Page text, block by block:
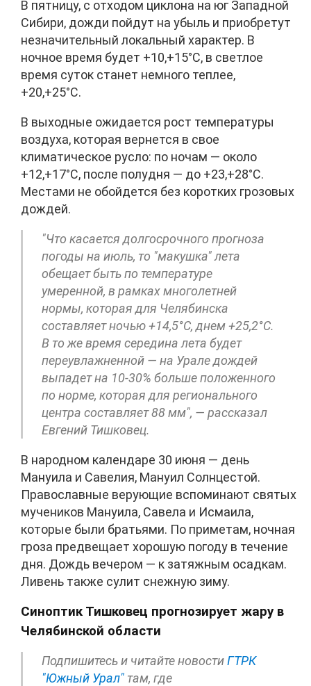
В пятницу, с отходом циклона на юг Западной
Сибири, дожди пойдут на убыль и приобретут
незначительный локальный характер. В
ночное время будет +10,+15°C, в светлое
время суток станет немного теплее,
+20,+25°C.
В выходные ожидается рост температуры
воздуха, которая вернется в свое
климатическое русло: по ночам — около
+12,+17°C, после полудня — до +23,+28°C.
Местами не обойдется без коротких грозовых
дождей.
"Что касается долгосрочного прогноза
погоды на июль, то "макушка" лета
обещает быть по температуре
умеренной, в рамках многолетней
нормы, которая для Челябинска
составляет ночью +14,5°C, днем +25,2°C.
В то же время середина лета будет
переувлажненной — на Урале дождей
выпадет на 10-30% больше положенного
по норме, которая для регионального
центра составляет 88 мм", — рассказал
Евгений Тишковец.
В народном календаре 30 июня — день
Мануила и Савелия, Мануил Солнцестой.
Православные верующие вспоминают святых
мучеников Мануила, Савела и Исмаила,
которые были братьями. По приметам, ночная
гроза предвещает хорошую погоду в течение
дня. Дождь вечером — к затяжным осадкам.
Ливень также сулит снежную зиму.
Синоптик Тишковец прогнозирует жару в
Челябинской области
Подпишитесь и читайте новостиГТРК
"Южный Урал" там, где